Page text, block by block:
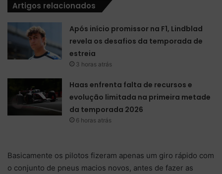
Artigos relacionados
Após início promissor na F1, Lindblad
revela os desafios da temporada de
estreia
3 horas atrás
Haas enfrenta falta de recursos e
evolução limitada na primeira metade
da temporada 2026
6 horas atrás
Basicamente os pilotos fizeram apenas um giro rápido com
o conjunto de pneus macios novos, antes de fazer as